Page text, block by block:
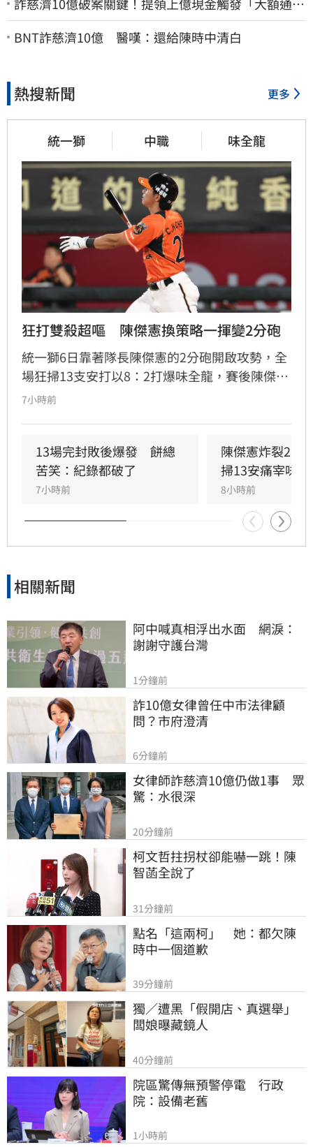
報」神鬼律師遭擊落內幕
BNT詐慈濟10億 醫嘆：還給陳時中清白
熱搜新聞 更多
統一獅 中職 味全龍
狂打雙殺超嘔　陳傑憲換策略一揮變2分砲
統一獅6日靠著隊長陳傑憲的2分砲開啟攻勢，全
場狂掃13支安打以8：2打爆味全龍，賽後陳傑憲
透露因為上週末自己擊出太多雙殺，當時上場只
7小時前
13場完封敗後爆發　餅總
苦笑：紀錄都破了
7小時前
陳傑憲炸裂2分
掃13安痛宰味全
8小時前
相關新聞
阿中喊真相浮出水面　網淚：
謝謝守護台灣
1分鐘前
詐10億女律曾任中市法律顧
問？市府澄清
6分鐘前
女律師詐慈濟10億仍做1事　眾
驚：水很深
20分鐘前
柯文哲拄拐杖卻能嚇一跳！陳
智菡全說了
31分鐘前
點名「這兩柯」　她：都欠陳
時中一個道歉
39分鐘前
獨／遭黑「假開店、真選舉」
闆娘曝藏鏡人
40分鐘前
院區驚傳無預警停電　行政
院：設備老舊
1小時前